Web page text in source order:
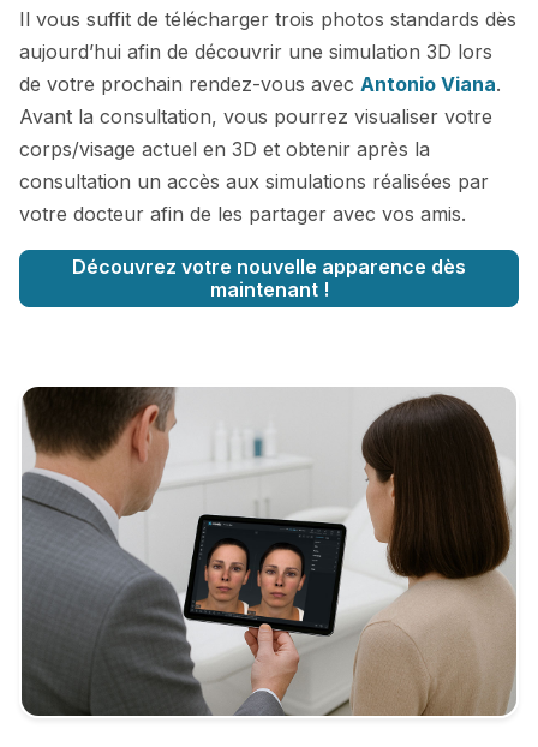
Il vous suffit de télécharger trois photos standards dès
aujourd’hui afin de découvrir une simulation 3D lors
de votre prochain rendez-vous avec Antonio Viana.
Avant la consultation, vous pourrez visualiser votre
corps/visage actuel en 3D et obtenir après la
consultation un accès aux simulations réalisées par
votre docteur afin de les partager avec vos amis.
Découvrez votre nouvelle apparence dès
maintenant !